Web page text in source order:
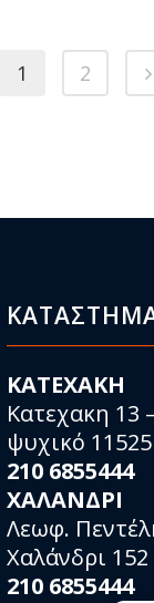
1 2
KATEXAKH
Κατεχακη 13
ψυχικό 11525
210 6855444
ΧΑΛΑΝΔΡΙ
Λεωφ.
Χαλάνδρι 152
210 6855444